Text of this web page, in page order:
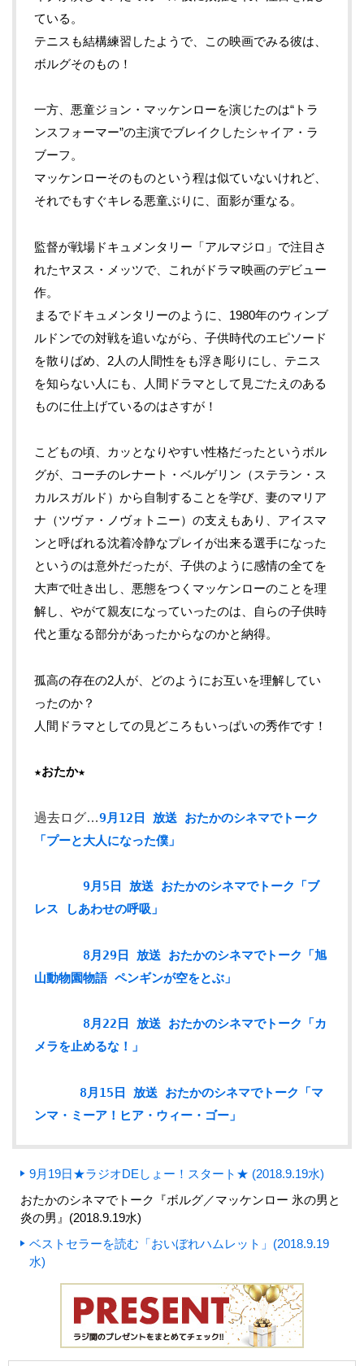
ている。
テニスも結構練習したようで、この映画でみる彼は、
ボルグそのもの！
一方、悪童ジョン・マッケンローを演じたのは“トラ
ンスフォーマー”の主演でブレイクしたシャイア・ラ
ブーフ。
マッケンローそのものという程は似ていないけれど、
それでもすぐキレる悪童ぶりに、面影が重なる。
監督が戦場ドキュメンタリー「アルマジロ」で注目さ
れたヤヌス・メッツで、これがドラマ映画のデビュー
作。
まるでドキュメンタリーのように、 1980年のウィンブ
ルドンでの対戦を追いながら、子供時代のエピソード
を散りばめ、 2人の人間性をも浮き彫りにし、テニス
を知らない人にも、人間ドラマとして見ごたえのある
ものに仕上げているのはさすが！
こどもの頃、カッとなりやすい性格だったというボル
グが、コーチのレナート・ベルゲリン（ステラン・ス
カルスガルド）から自制することを学び、妻のマリア
ナ（ツヴァ・ノヴォトニー）の支えもあり、アイスマ
ンと呼ばれる沈着冷静なプレイが出来る選手になった
というのは意外だったが、子供のように感情の全てを
大声で吐き出し、悪態をつくマッケンローのことを理
解し、やがて親友になっていったのは、自らの子供時
代と重なる部分があったからなのかと納得。
孤高の存在の2人が、どのようにお互いを理解してい
ったのか？
人間ドラマとしての見どころもいっぱいの秀作です！
★おたか★
過去ログ…9月12日 放送 おたかのシネマでトーク
「プーと大人になった僕」
9月5日 放送 おたかのシネマでトーク「ブ
レス しあわせの呼吸」
8月29日 放送 おたかのシネマでトーク「旭
山動物園物語 ペンギンが空をとぶ」
8月22日 放送 おたかのシネマでトーク「カ
メラを止めるな！」
8月15日 放送 おたかのシネマでトーク「マ
ンマ・ミーア！ヒア・ウィー・ゴー」
9月19日★ラジオDEしょー！スタート★ (2018.9.19水)
おたかのシネマでトーク『ボルグ／マッケンロー 氷の男と
炎の男』(2018.9.19水)
ベストセラーを読む「おいぼれハムレット」(2018.9.19
水)